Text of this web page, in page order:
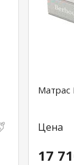
Матрас
Цена
17